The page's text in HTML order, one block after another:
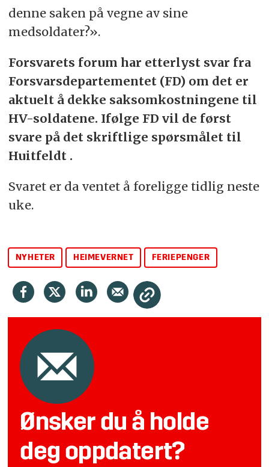
denne saken på vegne av sine
medsoldater?».
Forsvarets forum har etterlyst svar fra
Forsvarsdepartementet (FD) om det er
aktuelt å dekke saksomkostningene til
HV-soldatene. Ifølge FD vil de først
svare på det skriftlige spørsmålet til
Huitfeldt .
Svaret er da ventet å foreligge tidlig neste
uke.
NYHETER HEIMEVERNET FERIEPENGER
Ønsker du å holde
deg oppdatert?